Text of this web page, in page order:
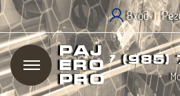
Вход |
Paj
ero
Pro
+7 (985)